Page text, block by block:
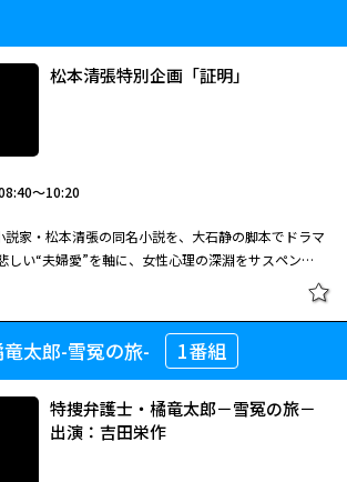
アシストのヘッドハンティングで１年前に転職した
続殺人！ （主演・松下由樹）
＆袴田刑事（蟹江敬三）の名コンビが活躍するシリー
み、同僚の袴田刑事（蟹江敬三）の協力を仰ぎなが
してきた。ある夜、志穂は帰宅途中に突然、見知ら
。彼女は「トップアシスト」という転職斡旋会社の
理彩）だと名乗り、志穂にヘッドハンティングを持ち
が人材を捜している、あなたなら適任だ」というの
が立ったのか、志穂は不思議に思う。その数日後、
るOL・吉川弥生（大竹一重）の刺殺体が工場で発
おとなのサスペンス劇場 おとり捜査
官・北見志穂 口をふさがれた美女連
続殺人！ （主演・松下由樹）
～15:00
松本清張特別企画「証明」
～10:20
説家・松本清張の同名小説を、大石静の脚本でドラマ
しい“夫婦愛”を軸に、女性心理の深淵をサスペンス
きとして将来を見据えるも芽が出ずに全く売れない
るのは主演の風間杜夫。夫の信夫を支え、雑誌記者
を原田美枝子が好演。その他、内藤剛志、峰岸徹、辰
奈緒美、螢雪次朗など清張ドラマにふさわしい演技
杜
。その四日前に殺害された仏学者の平井（内藤剛
レインコートを彼が来ていたことで、平井殺しは信夫
鏡刑事（螢雪次朗）は、信夫と平井の接点がどこに
松本清張特別企画「証明」
太郎-雪冤の旅- 1番組
特捜弁護士・橘竜太郎－雪冤の旅－
出演：吉田栄作